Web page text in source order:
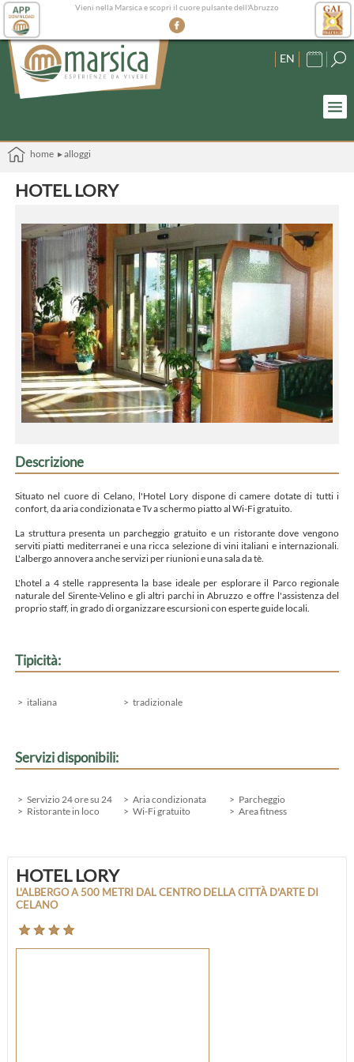
Vieni nella Marsica e scopri il cuore pulsante dell'Abruzzo
EN
home ▸ alloggi
HOTEL LORY
Descrizione
Situato nel cuore di Celano, l'Hotel Lory dispone di camere dotate di tutti i
confort, da aria condizionata e Tv a schermo piatto al Wi-Fi gratuito.
La struttura presenta un parcheggio gratuito e un ristorante dove vengono
serviti piatti mediterranei e una ricca selezione di vini italiani e internazionali.
L'albergo annovera anche servizi per riunioni e una sala da tè.
L'hotel a 4 stelle rappresenta la base ideale per esplorare il Parco regionale
naturale del Sirente-Velino e gli altri parchi in Abruzzo e offre l'assistenza del
proprio staff, in grado di organizzare escursioni con esperte guide locali.
Tipicità:
italiana tradizionale
Servizi disponibili:
Servizio 24 ore su 24
Ristorante in loco
Aria condizionata
Wi-Fi gratuito
Parcheggio
Area fitness
HOTEL LORY
L'ALBERGO A 500 METRI DAL CENTRO DELLA CITTÀ D'ARTE DI
CELANO